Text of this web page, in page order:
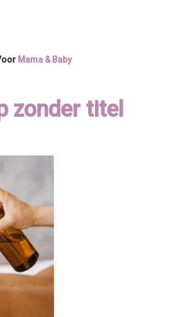
Mama & Baby
zonder titel